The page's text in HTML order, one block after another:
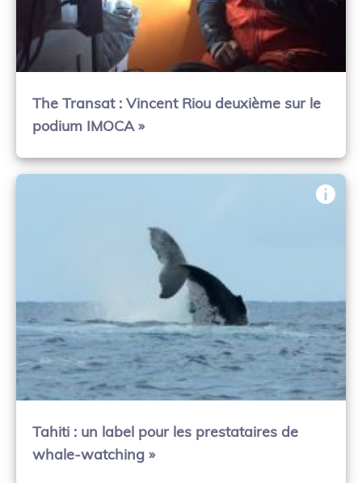
The Transat : Vincent Riou deuxième sur le
podium IMOCA »
Tahiti : un label pour les prestataires de
whale-watching »